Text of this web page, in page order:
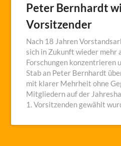
Peter Bernhardt
Vorsitzender
Nach 18 Jahren
sich in Zukunft wieder mehr
Forschungen konzen­trieren
Stab an Peter Bernhardt
mit klarer Mehrheit ohne
Mitgliedern auf der
1. Vorsitzenden gewählt